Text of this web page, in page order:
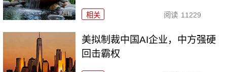
相关 阅读 11229
美拟制裁中国AI企业，中方强硬
回击霸权